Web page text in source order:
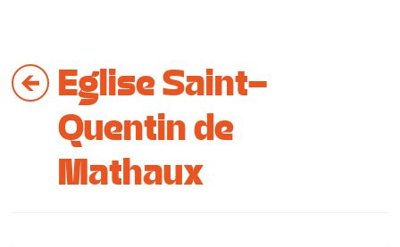
Bouger
Se loger
Se restaurer
S’inspirer
Eglise Saint-
Quentin de
Mathaux